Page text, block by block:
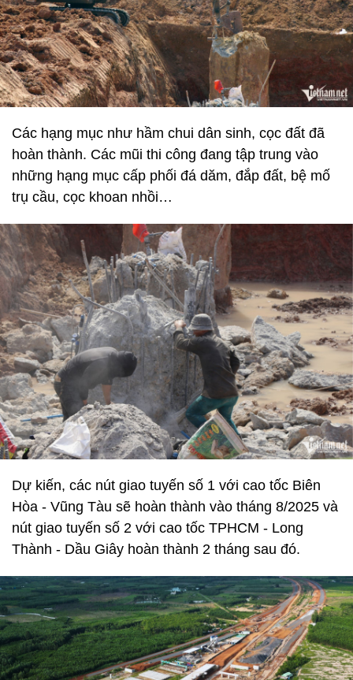
Các hạng mục như hầm chui dân sinh, cọc đất đã
hoàn thành. Các mũi thi công đang tập trung vào
những hạng mục cấp phối đá dăm, đắp đất, bệ mố
trụ cầu, cọc khoan nhồi…
Dự kiến, các nút giao tuyến số 1 với cao tốc Biên
Hòa - Vũng Tàu sẽ hoàn thành vào tháng 8/2025 và
nút giao tuyến số 2 với cao tốc TPHCM - Long
Thành - Dầu Giây hoàn thành 2 tháng sau đó.